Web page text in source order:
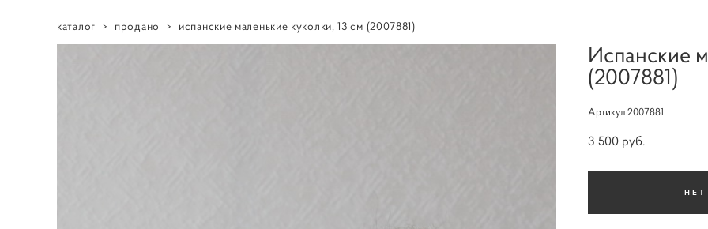
каталог > продано > испанские маленькие куколки, 13 см (2007881)
Испанские
(2007881)
Артикул 2007881
3 500 pуб.